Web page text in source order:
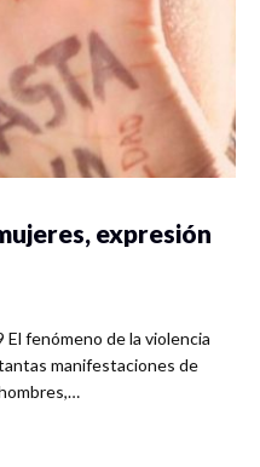
expresión
fenómeno de la violencia
manifestaciones de